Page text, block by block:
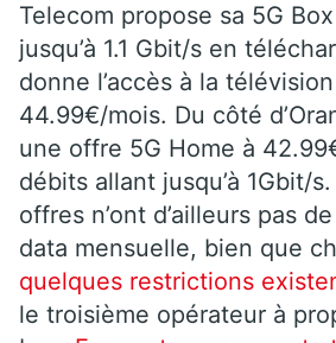
Telecom propose sa 5G
jusqu’à 1.1 Gbit/s en
donne l’accès à la
44.99€/mois. Du côté
une offre 5G Home à
débits allant jusqu’à 1Gbit/
offres n’ont d’ailleurs pas
data mensuelle, bien que
quelques restrictions
le troisième opérateur à